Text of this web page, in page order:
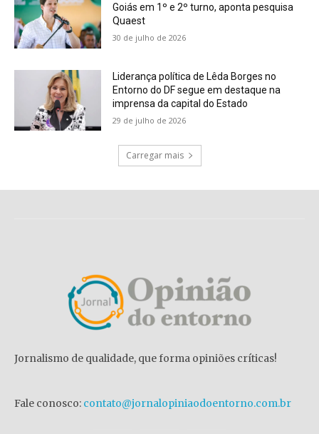
Goiás em 1º e 2º turno, aponta pesquisa
Quaest
30 de julho de 2026
Liderança política de Lêda Borges no
Entorno do DF segue em destaque na
imprensa da capital do Estado
29 de julho de 2026
Carregar mais
Jornalismo de qualidade, que forma opiniões críticas!
Fale conosco: contato@jornalopiniaodoentorno.com.br